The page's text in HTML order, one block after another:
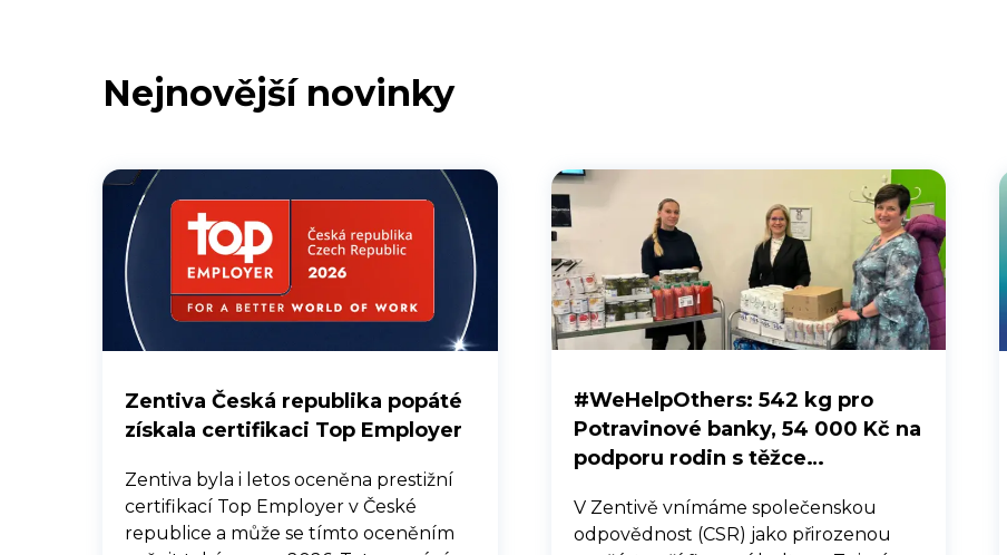
Nejnovější novinky
Zentiva Česká republika popáté
získala certifikaci Top Employer
Zentiva byla i letos oceněna prestižní
certifikací Top Employer v České
republice a může se tímto oceněním
#WeHelpOthers: 542 kg pro
Potravinové banky, 54 000 Kč na
podporu rodin s těžce
dárků do dětských domovů
V Zentivě vnímáme společenskou
odpovědnost (CSR) jako přirozenou